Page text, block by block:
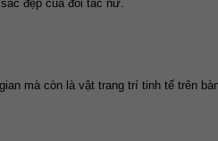
đẹp của đối tác nữ.
mà còn là vật trang trí tinh tế trên